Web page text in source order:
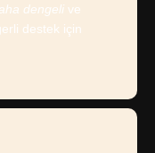
dengeli ve
destek için